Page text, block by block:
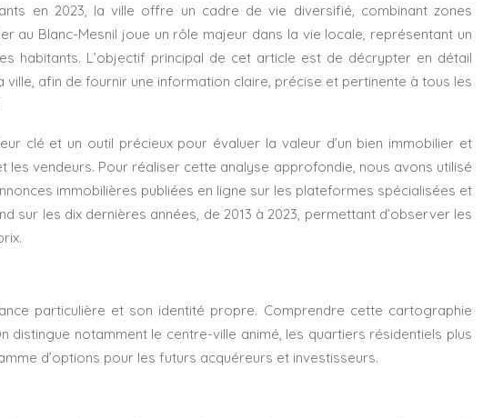
en 2023, la ville offre un cadre de vie diversifié, combinant zones
au Blanc-Mesnil joue un rôle majeur dans la vie locale, représentant un
habitants. L’objectif principal de cet article est de décrypter en détail
afin de fournir une information claire, précise et pertinente à tous les
clé et un outil précieux pour évaluer la valeur d’un bien immobilier et
vendeurs. Pour réaliser cette analyse approfondie, nous avons utilisé
immobilières publiées en ligne sur les plateformes spécialisées et
sur les dix dernières années, de 2013 à 2023, permettant d’observer les
particulière et son identité propre. Comprendre cette cartographie
notamment le centre-ville animé, les quartiers résidentiels plus
d’options pour les futurs acquéreurs et investisseurs.